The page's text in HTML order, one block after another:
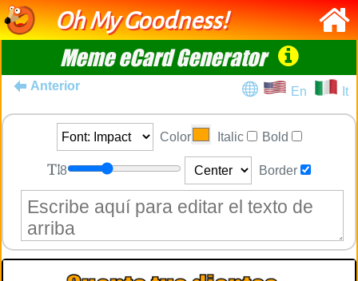
Oh My Goodness!
Meme eCard Generator
Anterior En It
Color Italic Bold
8 Border